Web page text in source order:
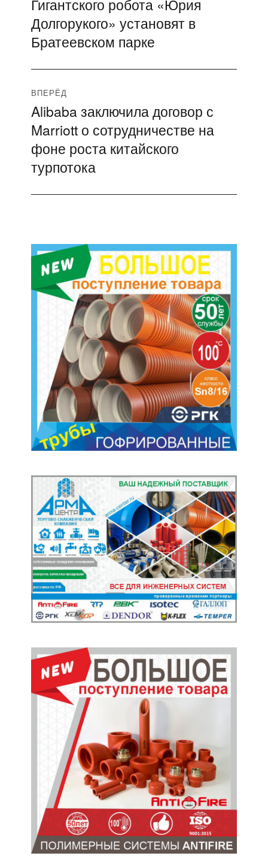
по
записям
Предыдущая
запись:
Гигантского робота «Юрия
Долгорукого» установят в
Братеевском парке
ВПЕРЁД
Следующая
запись:
Alibaba заключила договор с
Marriott о сотрудничестве на
фоне роста китайского
турпотока